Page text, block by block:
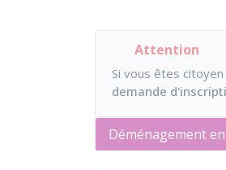
Attention
Si vous êtes citoyen
demande
Déménagement